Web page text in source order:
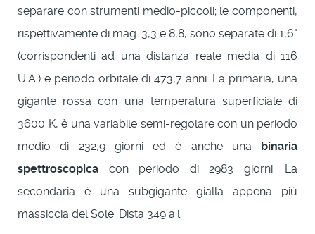
separare con strumenti medio-piccoli; le componenti,
rispettivamente di mag. 3,3 e 8,8, sono separate di 1,6"
(corrispondenti ad una distanza reale media di 116
U.A.) e periodo orbitale di 473,7 anni. La primaria, una
gigante rossa con una temperatura superficiale di
3600 K, è una variabile semi-regolare con un periodo
medio di 232,9 giorni ed è anche una binaria
spettroscopica con periodo di 2983 giorni. La
secondaria è una subgigante gialla appena più
massiccia del Sole. Dista 349 a.l.